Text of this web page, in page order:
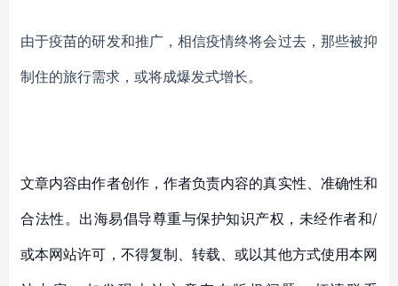
由于疫苗的研发和推广，相信疫情终将会过去，那些被抑
制住的旅行需求，或将成爆发式增长。
文章内容由作者创作，作者负责内容的真实性、准确性和
合法性。出海易倡导尊重与保护知识产权，未经作者和/
或本网站许可，不得复制、转载、或以其他方式使用本网